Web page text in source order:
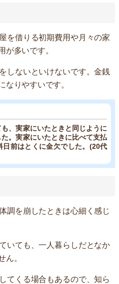
を借りる初期費用や月々の家
が多いです。
しないといけないです。金銭
なりやすいです。
、実家にいたときと同じように
。実家にいたときに比べて支払
日前はとくに金欠でした。(20代
調を崩したときは心細く感じ
いても、一人暮らしだとなか
ん。
てくる場合もあるので、知ら